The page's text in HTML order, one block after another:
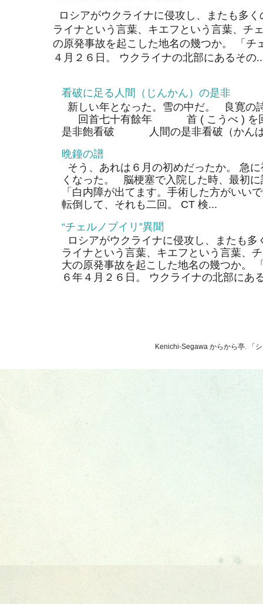
ロシアがウクライナに侵攻し、またも多
ライナという言葉、キエフという言葉、チ
の原発事故を起こした地名の幾つか。 「チ
４月２６日。 ウクライナの北部にあるその
看破に足る人間（じんかん）の是非
新しい年となった。雪の中だ。 良寛の
回首七十有餘年 首 ( こうべ ) を回
是非飽看破 人間の是非看破（かん
晩鐘の譜
そう、あれは６月の初めだったか。 急
くなった。 脳梗塞で入院した時、最初
「白内障が出てます。手術した方がい
転倒して、それも二回。 CT 検...
“チェルノブイリ”異聞
ロシアがウクライナに侵攻し、またも
ライナという言葉、キエフという言葉、
大の原発事故を起こした地名の幾つか。
６年４月２６日。 ウクライナの北部にあ
Kenichi-Segawa からから亭. 「